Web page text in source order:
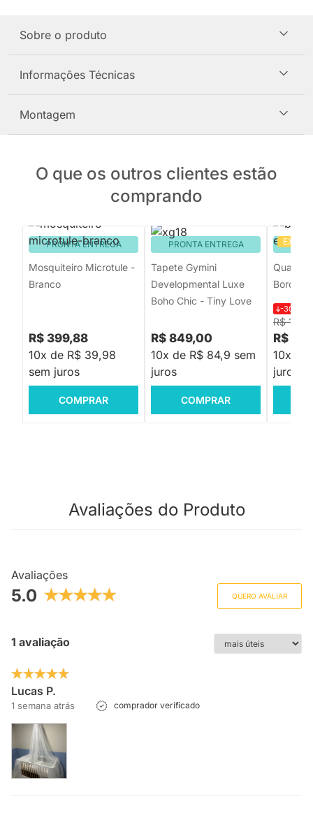
Sobre o produto
Informações Técnicas
Montagem
O que os outros clientes estão
comprando
PRONTA ENTREGA
Mosquiteiro Microtule -
Branco
R$ 399,88
10x de R$ 39,98
sem juros
COMPRAR
PRONTA ENTREGA
Tapete Gymini
Developmental Luxe
Boho Chic - Tiny Love
R$ 849,00
10x de R$ 84,9 sem
juros
COMPRAR
Quadro
R$
-30%
R$
10x de
juros
Avaliações do Produto
Avaliações
5.0 QUERO AVALIAR
1 avaliação
Lucas P.
1 semana atrás comprador verificado